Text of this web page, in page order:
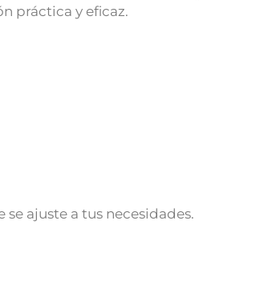
práctica y eficaz.
se ajuste a tus necesidades.